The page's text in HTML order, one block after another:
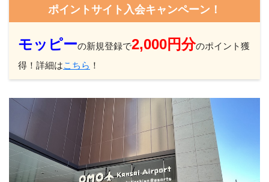
ポイントサイト入会キャンペーン！
モッピーの新規登録で2,000円分のポイント獲
得！詳細はこちら ！